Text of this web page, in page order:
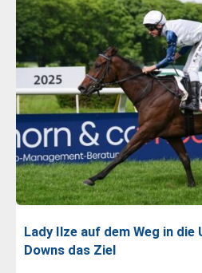
Lady Ilze auf dem Weg in die
Downs das Ziel